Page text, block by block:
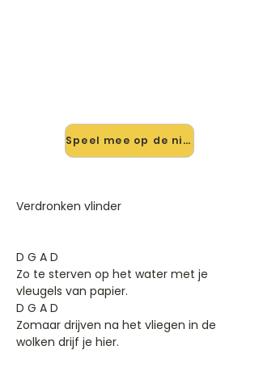
Speel mee op de nieuwe site →
Verdronken vlinder
D G A D
Zo te sterven op het water met je
vleugels van papier.
D G A D
Zomaar drijven na het vliegen in de
wolken drijf je hier.